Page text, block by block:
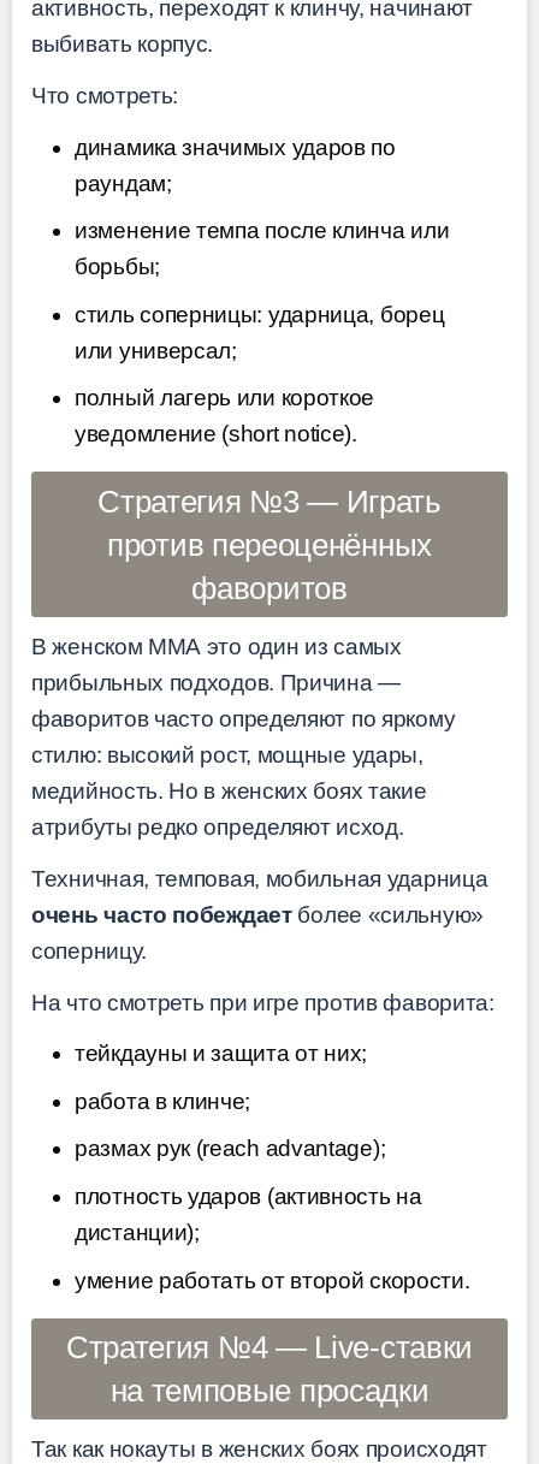
активность, переходят к клинчу, начинают
выбивать корпус.
Что смотреть:
динамика значимых ударов по
раундам;
изменение темпа после клинча или
борьбы;
стиль соперницы: ударница, борец
или универсал;
полный лагерь или короткое
уведомление (short notice).
Стратегия №3 — Играть
против переоценённых
фаворитов
В женском ММА это один из самых
прибыльных подходов. Причина —
фаворитов часто определяют по яркому
стилю: высокий рост, мощные удары,
медийность. Но в женских боях такие
атрибуты редко определяют исход.
Техничная, темповая, мобильная ударница
очень часто побеждаетболее «сильную»
соперницу.
На что смотреть при игре против фаворита:
тейкдауны и защита от них;
работа в клинче;
размах рук (reach advantage);
плотность ударов (активность на
дистанции);
умение работать от второй скорости.
Стратегия №4 — Live-ставки
на темповые просадки
Так как нокауты в женских боях происходят